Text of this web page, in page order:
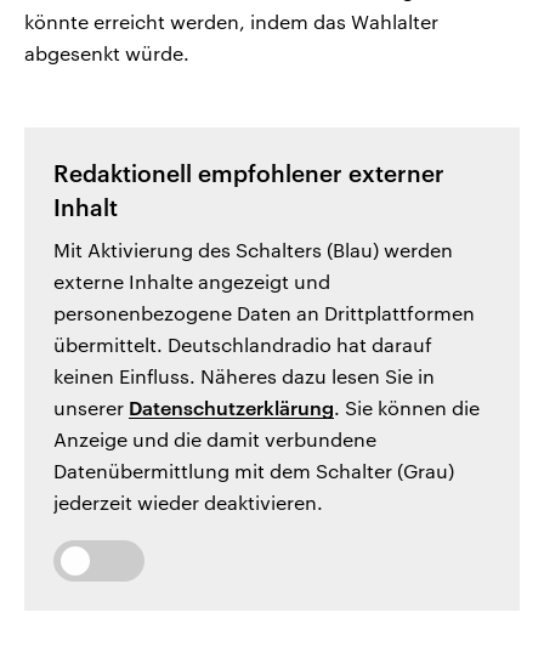
könnte erreicht werden, indem das Wahlalter
abgesenkt würde.
Redaktionell empfohlener externer
Inhalt
Mit Aktivierung des Schalters (Blau) werden
externe Inhalte angezeigt und
personenbezogene Daten an Drittplattformen
übermittelt. Deutschlandradio hat darauf
keinen Einfluss. Näheres dazu lesen Sie in
unserer Datenschutzerklärung. Sie können die
Anzeige und die damit verbundene
Datenübermittlung mit dem Schalter (Grau)
jederzeit wieder deaktivieren.